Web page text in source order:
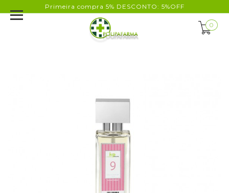
Primeira compra 5% DESCONTO: 5%OFF
0